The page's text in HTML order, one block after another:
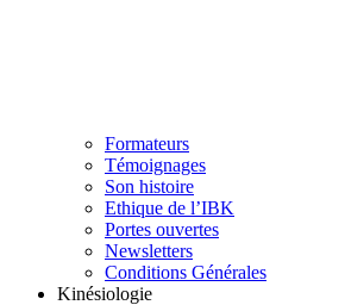
Formateurs
Témoignages
Son histoire
Ethique de l’IBK
Portes ouvertes
Newsletters
Conditions Générales
Kinésiologie